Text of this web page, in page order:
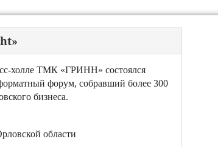
холле ТМК «ГРИНН» состоялся
форум, собравший более 300
бизнеса.
области